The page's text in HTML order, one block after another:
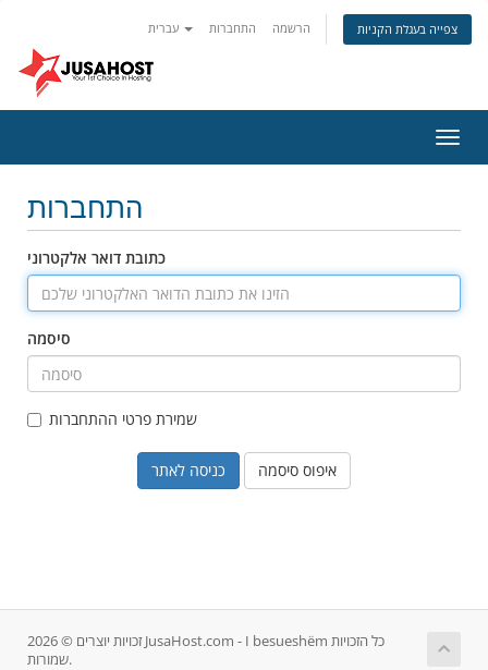
התחברות הרשמה צפייה בעגלת הקניות
ניווט
התחברות
כתובת דואר אלקטרוני
סיסמה
שמירת פרטי ההתחברות
איפוס סיסמה
זכויות יוצרים © 2026 JusaHost.com - I besueshëm כל הזכויות
שמורות.